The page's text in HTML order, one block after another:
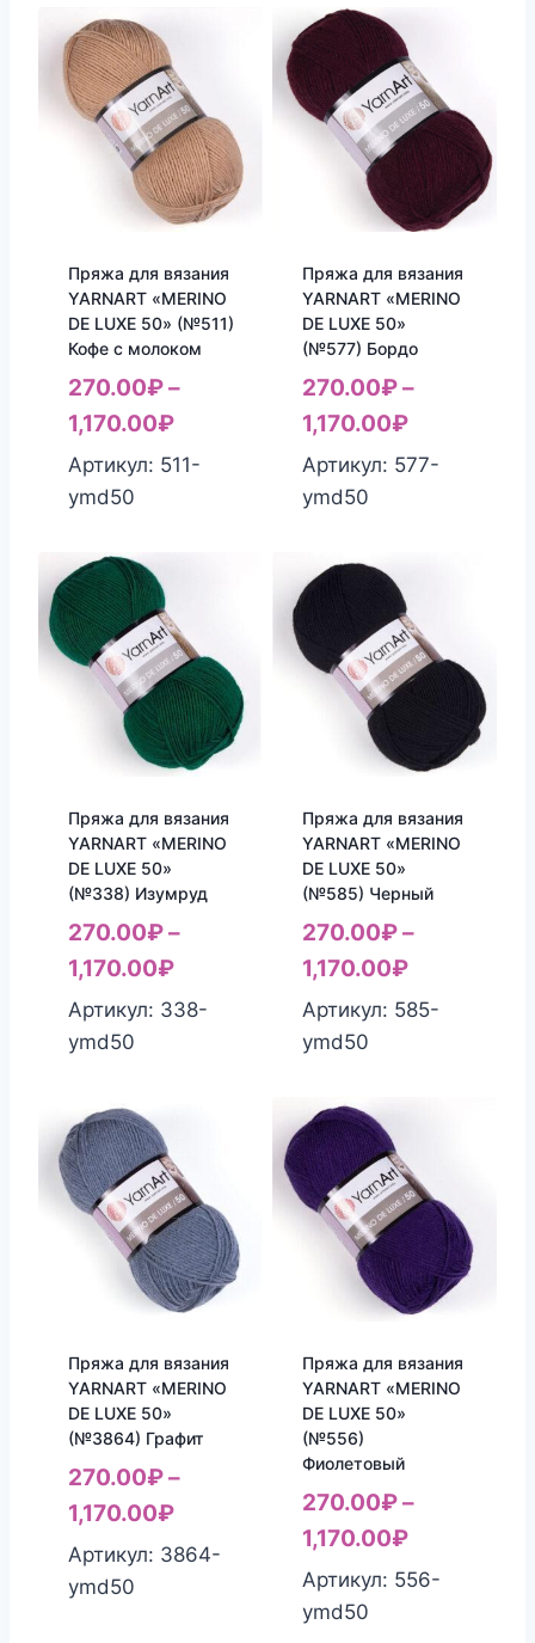
Пряжа для вязания
YARNART «MERINO
DE LUXE 50» (№511)
Кофе с молоком
270.00₽–
1,170.00₽
Артикул: 511-
ymd50
Пряжа для вязания
YARNART «MERINO
DE LUXE 50»
(№577) Бордо
270.00₽–
1,170.00₽
Артикул: 577-
ymd50
Пряжа для вязания
YARNART «MERINO
DE LUXE 50»
(№338) Изумруд
270.00₽–
1,170.00₽
Артикул: 338-
ymd50
Пряжа для вязания
YARNART «MERINO
DE LUXE 50»
(№585) Черный
270.00₽–
1,170.00₽
Артикул: 585-
ymd50
Пряжа для вязания
YARNART «MERINO
DE LUXE 50»
(№3864) Графит
270.00₽–
1,170.00₽
Артикул: 3864-
ymd50
Пряжа для вязания
YARNART «MERINO
DE LUXE 50»
(№556)
Фиолетовый
270.00₽–
1,170.00₽
Артикул: 556-
ymd50